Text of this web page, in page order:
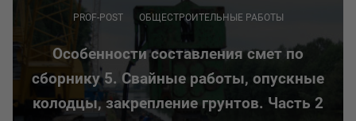
9. Индекс-дефлятор при расчете НМЦК. По каким данным
считается. Как учитывается в расчете -https://cabinet.one/prof-
post/indeksa-deflyator-pri-raschete-nmtsk-po-kakim-dannym-
schitaetsya-kak-uchityvaetsya-v-raschete
#циклстатей
#индексдефлятор
PROF-POST ОБЩЕСТРОИТЕЛЬНЫЕ РАБОТЫ
Особенности составления смет по
сборнику 5. Свайные работы, опускные
колодцы, закрепление грунтов. Часть 2